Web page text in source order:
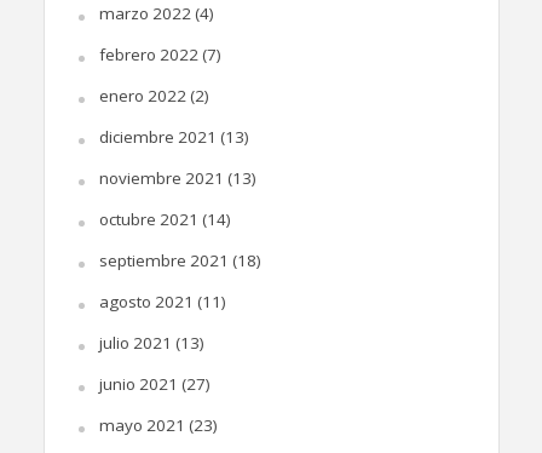
marzo 2022(4)
febrero 2022(7)
enero 2022(2)
diciembre 2021 (13)
noviembre 2021 (13)
octubre 2021 (14)
septiembre 2021 (18)
agosto 2021 (11)
julio 2021 (13)
junio 2021 (27)
mayo 2021 (23)